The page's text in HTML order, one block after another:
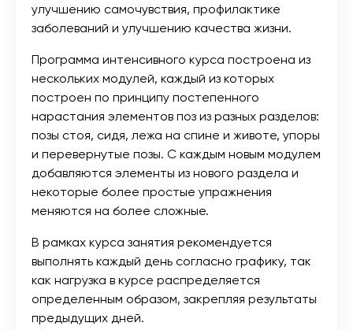
улучшению самочувствия, профилактике
заболеваний и улучшению качества жизни.
Программа интенсивного курса построена из
нескольких модулей, каждый из которых
построен по принципу постепенного
нарастания элементов поз из разных разделов:
позы стоя, сидя, лежа на спине и животе, упоры
и перевернутые позы. С каждым новым модулем
добавляются элементы из нового раздела и
некоторые более простые упражнения
меняются на более сложные.
В рамках курса занятия рекомендуется
выполнять каждый день согласно графику, так
как нагрузка в курсе распределяется
определенным образом, закрепляя результаты
предыдущих дней.